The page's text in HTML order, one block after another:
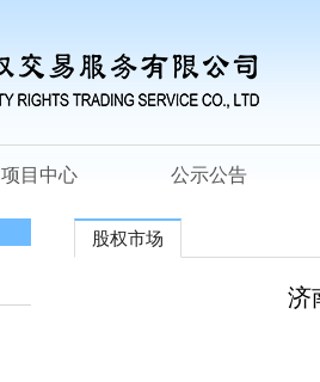
项目中心 公示公告
股权市场
济